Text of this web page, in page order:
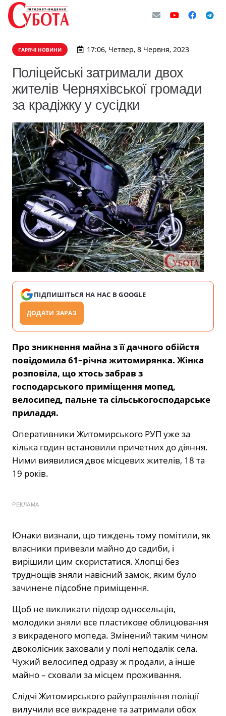
ГАРЯЧІ НОВИНИ 17:06, Четвер, 8 Червня, 2023
Поліцейські затримали двох
жителів Черняхівської громади
за крадіжку у сусідки
ПІДПИШІТЬСЯ НА НАС В GOOGLE
ДОДАТИ ЗАРАЗ
Про зникнення майна з її дачного обійстя
повідомила 61–річна житомирянка. Жінка
розповіла, що хтось забрав з
господарського приміщення мопед,
велосипед, пальне та сільськогосподарське
приладдя.
Оперативники Житомирського РУП уже за
кілька годин встановили причетних до діяння.
Ними виявилися двоє місцевих жителів, 18 та
19 років.
РЕКЛАМА
Юнаки визнали, що тиждень тому помітили, як
власники привезли майно до садиби, і
вирішили цим скористатися. Хлопці без
труднощів зняли навісний замок, яким було
зачинене підсобне приміщення.
Щоб не викликати підозр односельців,
молодики зняли все пластикове облицювання
з викраденого мопеда. Змінений таким чином
двоколісник заховали у полі неподалік села.
Чужий велосипед одразу ж продали, а інше
майно – сховали за місцем проживання.
Слідчі Житомирського райуправління поліції
вилучили все викрадене та затримали обох